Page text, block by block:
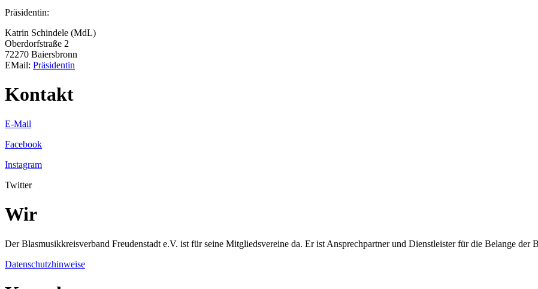
Präsidentin:
Katrin Schindele (MdL)
Oberdorfstraße 2
72270 Baiersbronn
EMail: Präsidentin
Kontakt
E-Mail
Facebook
Instagram
Twitter
Wir
Der Blasmusikkreisverband Freudenstadt e.V. ist für seine Mitgliedsvereine da. Er ist Ansprechpartner und Dienstleister für die Belange der
Datenschutzhinweise